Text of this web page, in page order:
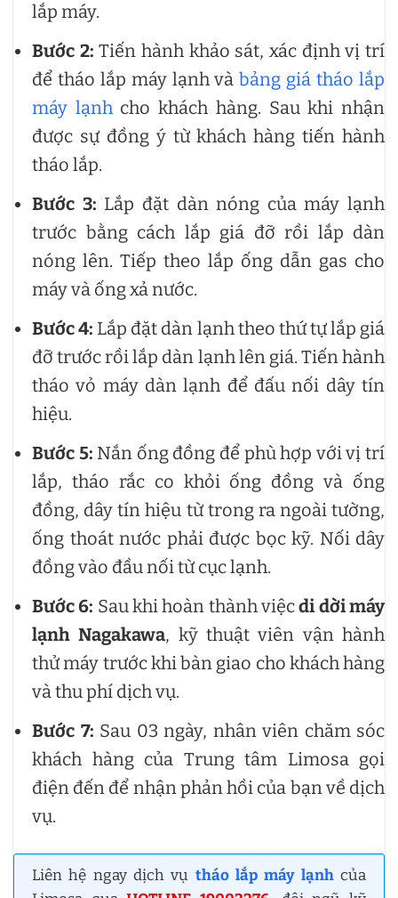
lắp máy.
Bước 2: Tiến hành khảo sát, xác định vị trí
để tháo lắp máy lạnh vàbảng giá tháo lắp
máy lạnhcho khách hàng. Sau khi nhận
được sự đồng ý từ khách hàng tiến hành
tháo lắp.
Bước 3: Lắp đặt dàn nóng của máy lạnh
trước bằng cách lắp giá đỡ rồi lắp dàn
nóng lên. Tiếp theo lắp ống dẫn gas cho
máy và ống xả nước.
Bước 4: Lắp đặt dàn lạnh theo thứ tự lắp giá
đỡ trước rồi lắp dàn lạnh lên giá. Tiến hành
tháo vỏ máy dàn lạnh để đấu nối dây tín
hiệu.
Bước 5: Nắn ống đồng để phù hợp với vị trí
lắp, tháo rắc co khỏi ống đồng và ống
đồng, dây tín hiệu từ trong ra ngoài tường,
ống thoát nước phải được bọc kỹ. Nối dây
đồng vào đầu nối từ cục lạnh.
Bước 6: Sau khi hoàn thành việcdi dời máy
lạnh Nagakawa, kỹ thuật viên vận hành
thử máy trước khi bàn giao cho khách hàng
và thu phí dịch vụ.
Bước 7: Sau 03 ngày, nhân viên chăm sóc
khách hàng của Trung tâm Limosa gọi
điện đến để nhận phản hồi của bạn về dịch
vụ.
Liên hệ ngay dịch vụ tháo lắp máy lạnhcủa